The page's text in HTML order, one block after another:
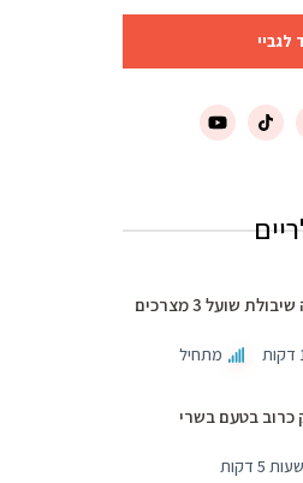
לגביי
שועל 3 מצרכים
מתחיל
כרוב בטעם בשרי